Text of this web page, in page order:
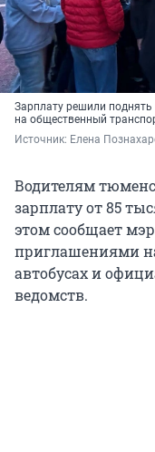
Зарплату решили
на общественный
Источник: Елена
Водителям
зарплату от 85
этом сообщает
приглашениями
автобусах и
ведомств.